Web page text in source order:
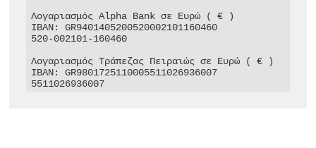
Λογαριασμός Alpha Bank σε Ευρώ ( € )
IBAN: GR9401405200520002101160460
520-002101-160460
Λογαριασμός Τράπεζας Πειραιώς σε Ευρώ ( € )
IBAN: GR9801725110005511026936007
5511026936007